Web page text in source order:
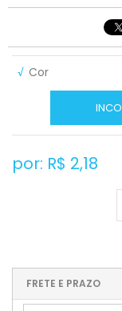
√ Cor
por: R$ 2,18
FRETE E PRAZO